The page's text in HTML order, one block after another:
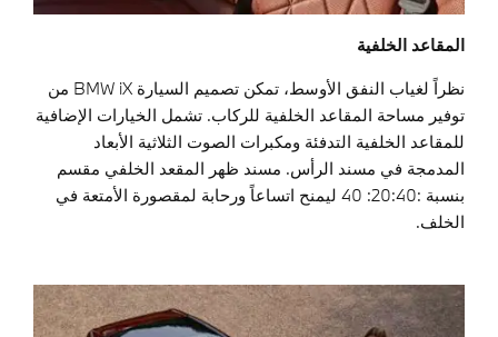
المقاعد الخلفية
نظراً لغياب النفق الأوسط، تمكن تصميم السيارة BMW iX من
توفير مساحة المقاعد الخلفية للركاب. تشمل الخيارات الإضافية
للمقاعد الخلفية التدفئة ومكبرات الصوت الثلاثية الأبعاد
المدمجة في مسند الرأس. مسند ظهر المقعد الخلفي مقسم
بنسبة :20:40: 40 ليمنح اتساعاً ورحابة لمقصورة الأمتعة في
الخلف.